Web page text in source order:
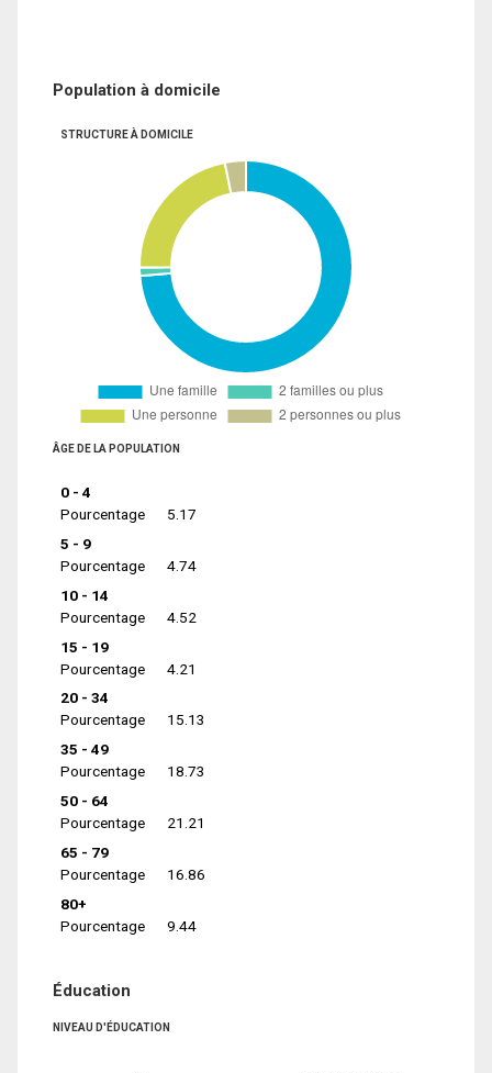
Population à domicile
STRUCTURE À DOMICILE
ÂGE DE LA POPULATION
0 - 4
Pourcentage
5.17
5 - 9
Pourcentage
4.74
10 - 14
Pourcentage
4.52
15 - 19
Pourcentage
4.21
20 - 34
Pourcentage
15.13
35 - 49
Pourcentage
18.73
50 - 64
Pourcentage
21.21
65 - 79
Pourcentage
16.86
80+
Pourcentage
9.44
Éducation
NIVEAU D'ÉDUCATION